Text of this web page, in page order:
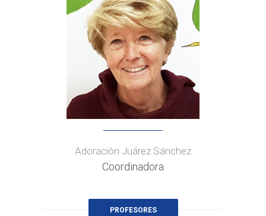
Adoración Juárez Sánchez
Coordinadora
PROFESORES